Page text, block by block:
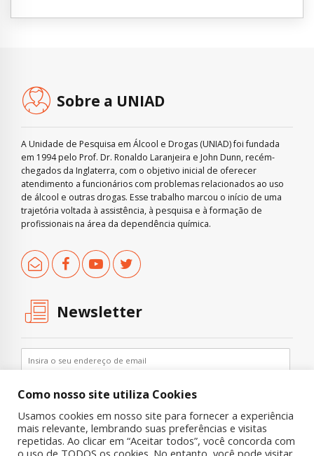
Sobre a UNIAD
A Unidade de Pesquisa em Álcool e Drogas (UNIAD) foi fundada
em 1994 pelo Prof. Dr. Ronaldo Laranjeira e John Dunn, recém-
chegados da Inglaterra, com o objetivo inicial de oferecer
atendimento a funcionários com problemas relacionados ao uso
de álcool e outras drogas. Esse trabalho marcou o início de uma
trajetória voltada à assistência, à pesquisa e à formação de
profissionais na área da dependência química.
Newsletter
Como nosso site utiliza Cookies
Usamos cookies em nosso site para fornecer a experiência
mais relevante, lembrando suas preferências e visitas
repetidas. Ao clicar em “Aceitar todos”, você concorda com
o uso de TODOS os cookies. No entanto, você pode visitar